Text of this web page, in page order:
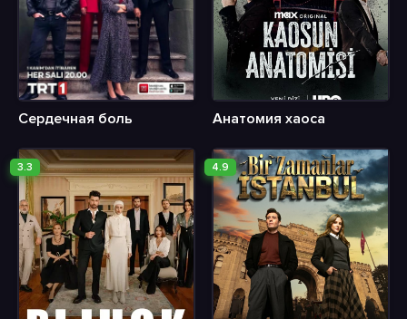
Сердечная боль Анатомия хаоса
3.3 4.9